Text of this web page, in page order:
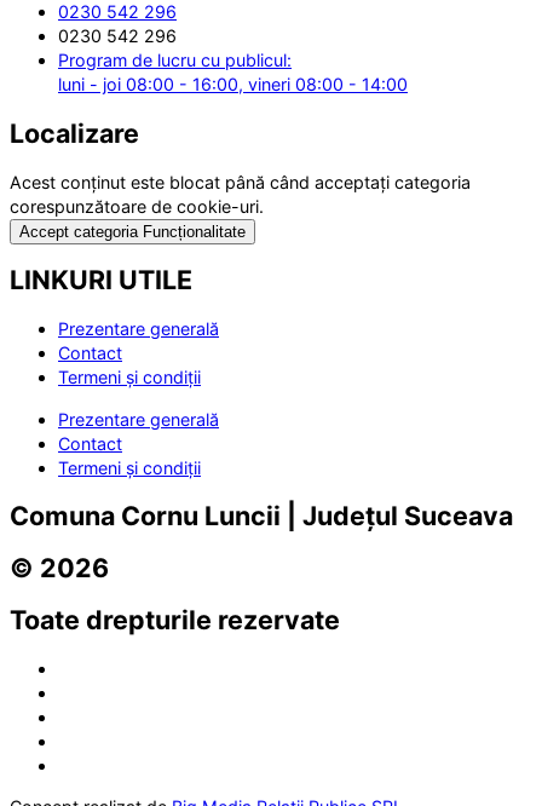
0230 542 296
0230 542 296
Program de lucru cu publicul:
luni - joi 08:00 - 16:00, vineri 08:00 - 14:00
Localizare
Acest conținut este blocat până când acceptați categoria
corespunzătoare de cookie-uri.
Accept categoria Funcționalitate
LINKURI UTILE
Prezentare generală
Contact
Termeni și condiții
Prezentare generală
Contact
Termeni și condiții
Comuna Cornu Luncii | Județul Suceava
© 2026
Toate drepturile rezervate